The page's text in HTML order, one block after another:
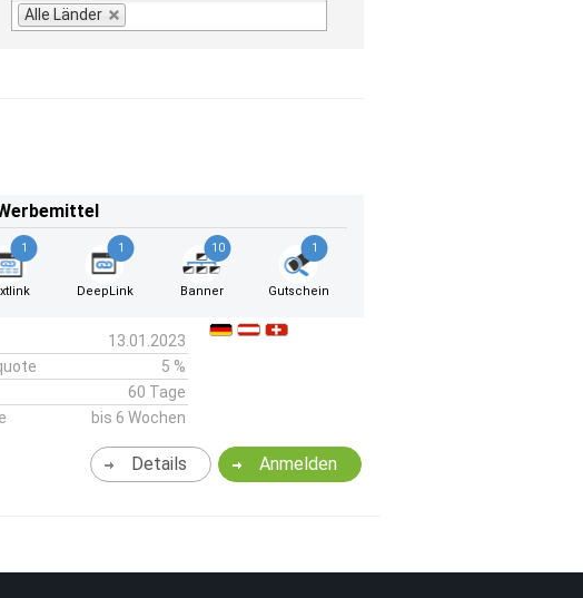
Alle Länder
1 1
DeepLink
10
Banner
1
Gutschein
13.01.2023
5 %
60 Tage
bis 6 Wochen
Anmelden
Details